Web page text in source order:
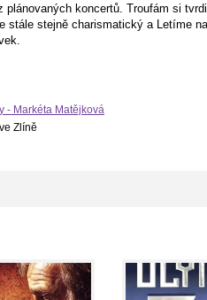
koncertů. Troufám si
stejně charismatický a Letíme
- Markéta Matějková
Zlíně